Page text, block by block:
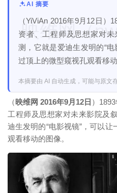
AI 摘要
（YiViAn 2016年9月12日）
资者、工程师及思想家对
测，它就是爱迪生发明的“
过顶上的微型窥视孔观看移动
本摘要由 AI 自动生成，可能与原文
（映维网 2016年9月12日 ）
工程师及思想家对未来影院及
迪生发明的“电影视镜”，可以
观看移动的图像。
映维网（
映维网（